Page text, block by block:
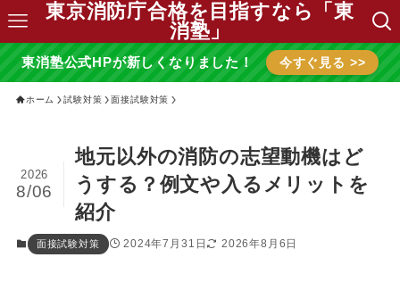
東京消防庁合格を目指すなら「東
消塾」
東消塾公式HPが新しくなりました！ 今すぐ見る >>
ホーム 試験対策 面接試験対策
地元以外の消防の志望動機はど
うする？例文や入るメリットを
紹介
2026
8/06
面接試験対策 2024年7月31日 2026年8月6日